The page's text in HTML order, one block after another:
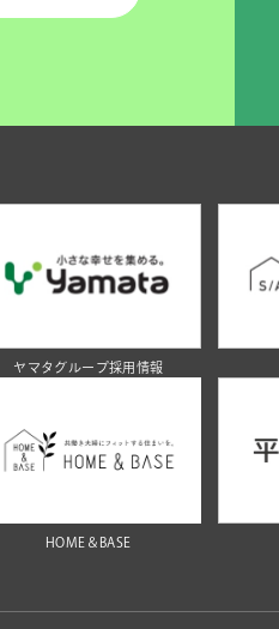
ヤマタグループ採用情報
HOME＆BASE